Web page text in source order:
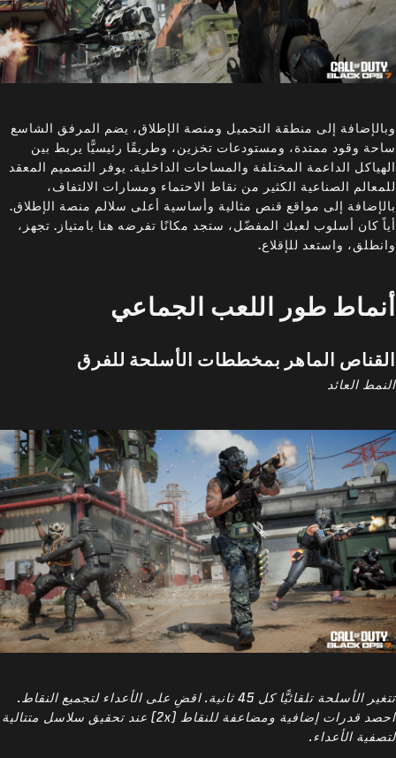
وبالإضافة إلى منطقة التحميل ومنصة الإطلاق، يضم المرفق الشاسع
ساحة وقود ممتدة، ومستودعات تخزين، وطريقًا رئيسيًّا يربط بين
الهياكل الداعمة المختلفة والمساحات الداخلية. يوفر التصميم المعقد
للمعالم الصناعية الكثير من نقاط الاحتماء ومسارات الالتفاف،
بالإضافة إلى مواقع قنص مثالية وأساسية أعلى سلالم منصة الإطلاق.
أياً كان أسلوب لعبك المفضّل، ستجد مكانًا تفرضه هنا بامتياز. تجهز،
وانطلق، واستعد للإقلاع.
أنماط طور اللعب الجماعي
القناص الماهر بمخططات الأسلحة للفرق
النمط العائد
تتغير الأسلحة تلقائيًّا كل 45 ثانية. اقضِ على الأعداء لتجميع النقاط.
احصد قدرات إضافية ومضاعفة للنقاط (2x) عند تحقيق سلاسل متتالية
لتصفية الأعداء.